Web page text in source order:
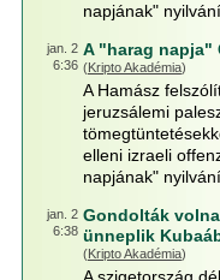
napjának"
jan. 2
6:36
A "harag napja"
(Kripto Akadémia)
A Hamász
jeruzsálemi
elleni izraeli
napjának"
jan. 2
6:38
Gondolták
ünneplik
(Kripto Akadémia)